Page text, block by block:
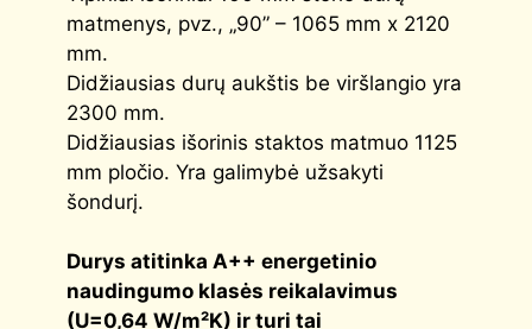
matmenys, pvz., „90” – 1065 mm x 2120
mm.
Didžiausias durų aukštis be viršlangio yra
2300 mm.
Didžiausias išorinis staktos matmuo 1125
mm pločio. Yra galimybė užsakyti
šondurį.
Durys atitinka A++ energetinio
naudingumo klasės reikalavimus
(U=0,64 W/m²K) ir turi tai